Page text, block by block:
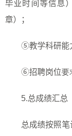
毕业时间等信息
章）；
⑤教学科研能
⑥招聘岗位要
5.总成绩汇总
总成绩按照笔